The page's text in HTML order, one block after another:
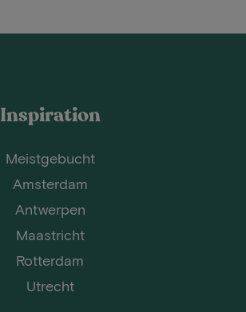
Inspiration
Meistgebucht
Amsterdam
Antwerpen
Maastricht
Rotterdam
Utrecht